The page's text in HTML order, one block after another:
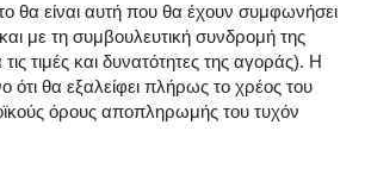
θα είναι αυτή που θα έχουν συμφωνήσει
με τη συμβουλευτική συνδρομή της
τις τιμές και δυνατότητες της αγοράς). Η
ότι θα εξαλείφει πλήρως το χρέος του
όρους αποπληρωμής του τυχόν